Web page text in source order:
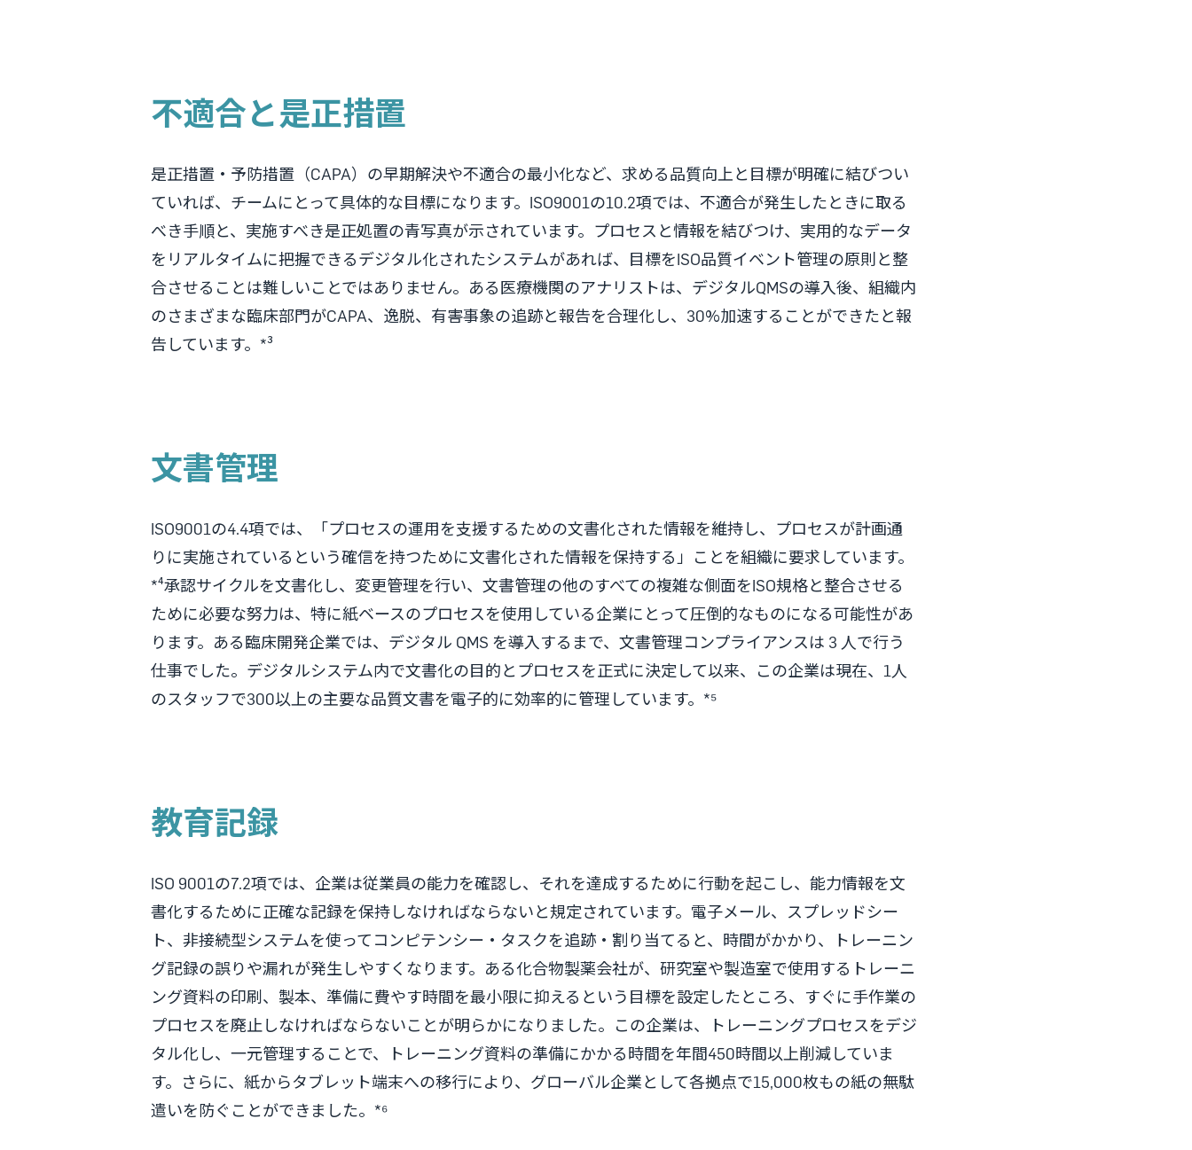
不適合と是正措置
是正措置・予防措置（CAPA）の早期解決や不適合の最小化など、求める品質向上と目標が明確に結びつい
ていれば、チームにとって具体的な目標になります。ISO9001の10.2項では、不適合が発生したときに取る
べき手順と、実施すべき是正処置の青写真が示されています。プロセスと情報を結びつけ、実用的なデータ
をリアルタイムに把握できるデジタル化されたシステムがあれば、目標をISO品質イベント管理の原則と整
合させることは難しいことではありません。ある医療機関のアナリストは、デジタルQMSの導入後、組織内
のさまざまな臨床部門がCAPA、逸脱、有害事象の追跡と報告を合理化し、30%加速することができたと報
告しています。*³
文書管理
ISO9001の4.4項では、「プロセスの運用を支援するための文書化された情報を維持し、プロセスが計画通
りに実施されているという確信を持つために文書化された情報を保持する」ことを組織に要求しています。
*⁴承認サイクルを文書化し、変更管理を行い、文書管理の他のすべての複雑な側面をISO規格と整合させる
ために必要な努力は、特に紙ベースのプロセスを使用している企業にとって圧倒的なものになる可能性があ
ります。ある臨床開発企業では、デジタル QMS を導入するまで、文書管理コンプライアンスは 3 人で行う
仕事でした。デジタルシステム内で文書化の目的とプロセスを正式に決定して以来、この企業は現在、1人
のスタッフで300以上の主要な品質文書を電子的に効率的に管理しています。*⁵
教育記録
ISO 9001の7.2項では、企業は従業員の能力を確認し、それを達成するために行動を起こし、能力情報を文
書化するために正確な記録を保持しなければならないと規定されています。電子メール、スプレッドシー
ト、非接続型システムを使ってコンピテンシー・タスクを追跡・割り当てると、時間がかかり、トレーニン
グ記録の誤りや漏れが発生しやすくなります。ある化合物製薬会社が、研究室や製造室で使用するトレーニ
ング資料の印刷、製本、準備に費やす時間を最小限に抑えるという目標を設定したところ、すぐに手作業の
プロセスを廃止しなければならないことが明らかになりました。この企業は、トレーニングプロセスをデジ
タル化し、一元管理することで、トレーニング資料の準備にかかる時間を年間450時間以上削減していま
す。さらに、紙からタブレット端末への移行により、グローバル企業として各拠点で15,000枚もの紙の無駄
遣いを防ぐことができました。*⁶